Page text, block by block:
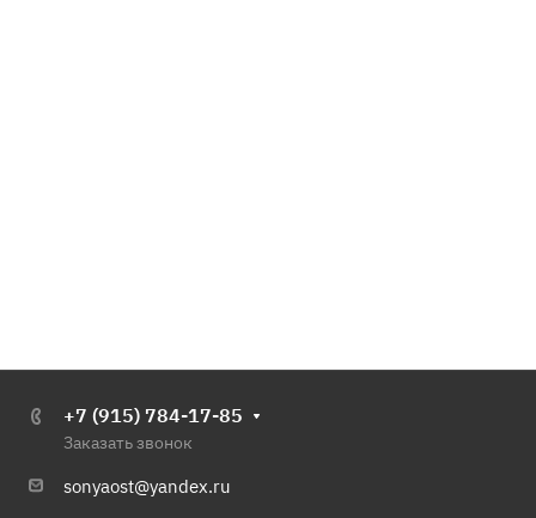
+7 (915) 784-17-85
Заказать звонок
sonyaost@yandex.ru